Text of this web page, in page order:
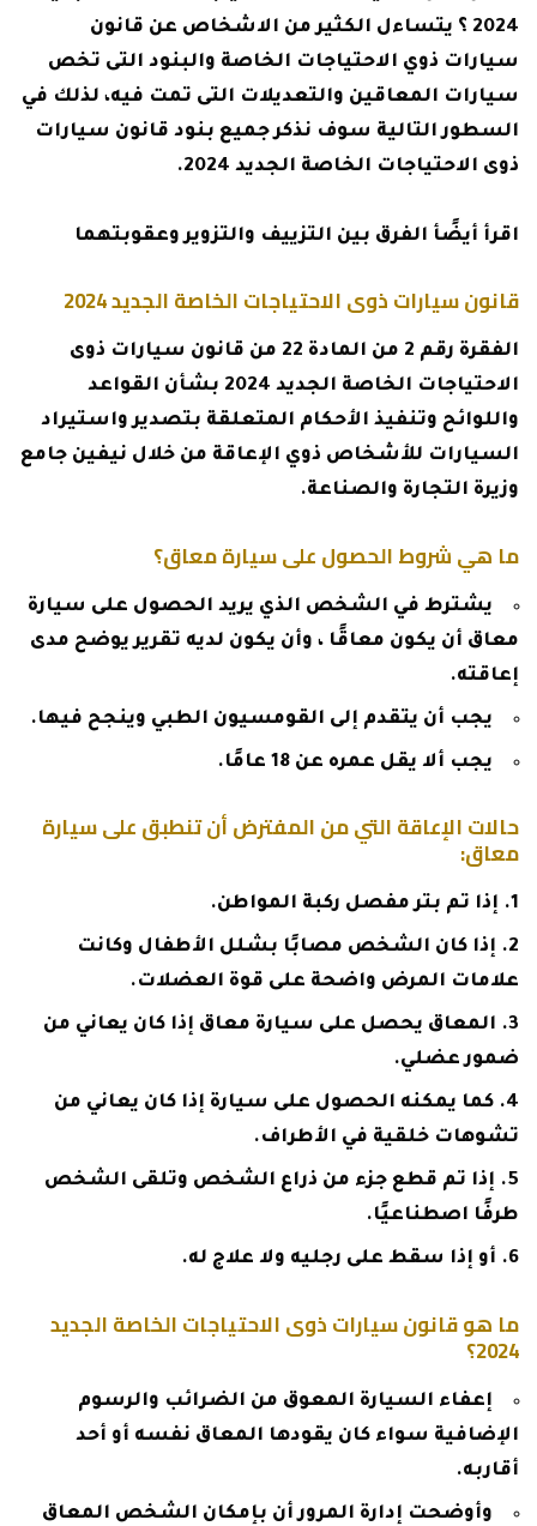
2024 ؟ يتساءل الكثير من الاشخاص عن قانون
سيارات ذوي الاحتياجات الخاصة والبنود التى تخص
سيارات المعاقين والتعديلات التى تمت فيه، لذلك في
السطور التالية سوف نذكر جميع بنود قانون سيارات
ذوى الاحتياجات الخاصة الجديد 2024.
اقرأ أيضًأ الفرق بين التزييف والتزوير وعقوبتهما
قانون سيارات ذوى الاحتياجات الخاصة الجديد 2024
الفقرة رقم 2 من المادة 22 من قانون سيارات ذوى
الاحتياجات الخاصة الجديد 2024 بشأن القواعد
واللوائح وتنفيذ الأحكام المتعلقة بتصدير واستيراد
السيارات للأشخاص ذوي الإعاقة من خلال نيفين جامع
وزيرة التجارة والصناعة.
ما هي شروط الحصول على سيارة معاق؟
يشترط في الشخص الذي يريد الحصول على سيارة
معاق أن يكون معاقًا ، وأن يكون لديه تقرير يوضح مدى
إعاقته.
يجب أن يتقدم إلى القومسيون الطبي وينجح فيها.
يجب ألا يقل عمره عن 18 عامًا.
حالات الإعاقة التي من المفترض أن تنطبق على سيارة
معاق:
إذا تم بتر مفصل ركبة المواطن.
إذا كان الشخص مصابًا بشلل الأطفال وكانت
علامات المرض واضحة على قوة العضلات.
المعاق يحصل على سيارة معاق إذا كان يعاني من
ضمور عضلي.
كما يمكنه الحصول على سيارة إذا كان يعاني من
تشوهات خلقية في الأطراف.
إذا تم قطع جزء من ذراع الشخص وتلقى الشخص
طرفًا اصطناعيًا.
أو إذا سقط على رجليه ولا علاج له.
ما هو قانون سيارات ذوى الاحتياجات الخاصة الجديد
2024؟
إعفاء السيارة المعوق من الضرائب والرسوم
الإضافية سواء كان يقودها المعاق نفسه أو أحد
أقاربه.
وأوضحت إدارة المرور أن بإمكان الشخص المعاق